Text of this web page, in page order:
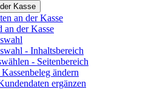
Kasse
an der Kasse
an der Kasse
- Inhaltsbereich
- Seitenbereich
ändern
ergänzen